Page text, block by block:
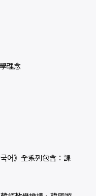
理念
어》全系列包含：課